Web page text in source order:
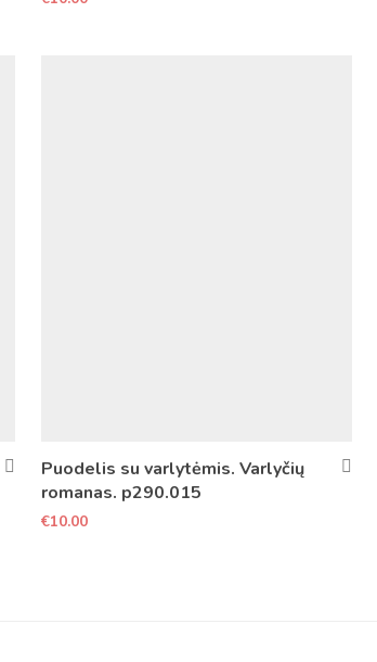
Puodelis su varlytėmis. Varlyčių
romanas. p290.015
€10.00